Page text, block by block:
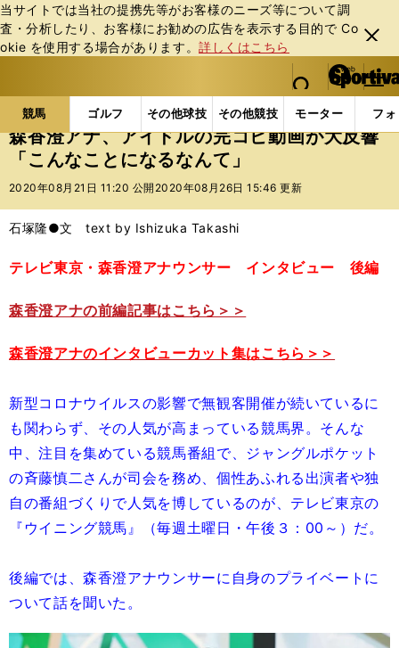
当サイトでは当社の提携先等がお客様のニーズ等について調
査・分析したり、お客様にお勧めの広告を表⽰する⽬的で Co
okie を使⽤する場合があります。詳しくはこちら
閉じ
る
web Sportiva (webスポルティーバ)
検索
マイペ
ー
ジ
メニュ
競馬 ゴルフ その他球技 その他競技 モーター フ
b
ス
ポ
ル
バ
競馬の記事一覧 競馬 森香澄アナ、アイドルの完コ
森香澄アナ、アイドルの完コピ動画が大反響
「こんなことになるなんて」
2020年08月21日 11:20 公開 2020年08月26日 15:46 更新
石塚隆●文 text by Ishizuka Takashi
テレビ東京・森香澄アナウンサー インタビュー 後編
森香澄アナの前編記事はこちら＞＞
森香澄アナのインタビューカット集はこちら＞＞
新型コロナウイルスの影響で無観客開催が続いているに
も関わらず、その人気が高まっている競馬界。そんな
中、注目を集めている競馬番組で、ジャングルポケット
の斉藤慎二さんが司会を務め、個性あふれる出演者や独
自の番組づくりで人気を博しているのが、テレビ東京の
『ウイニング競馬』（毎週土曜日・午後３：00～）だ。
後編では、森香澄アナウンサーに自身のプライベートに
ついて話を聞いた。